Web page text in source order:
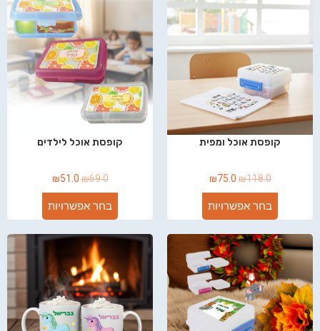
קופסת אוכל ומפית
₪118.0
₪75.0
בחר אפשרויות
קופסת אוכל לילדים
₪69.0
₪51.0
בחר אפשרויות